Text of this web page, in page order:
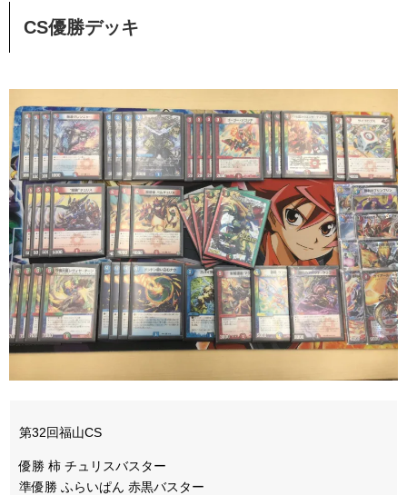
CS優勝デッキ
第32回福山CS
優勝 柿 チュリスバスター
準優勝 ふらいぱん 赤黒バスター